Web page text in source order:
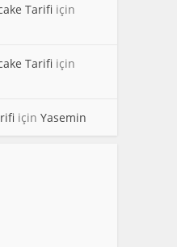
Tarifi için
Tarifi için
için Yasemin